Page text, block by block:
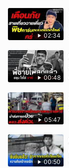
02:34
00:48
05:47
00:50